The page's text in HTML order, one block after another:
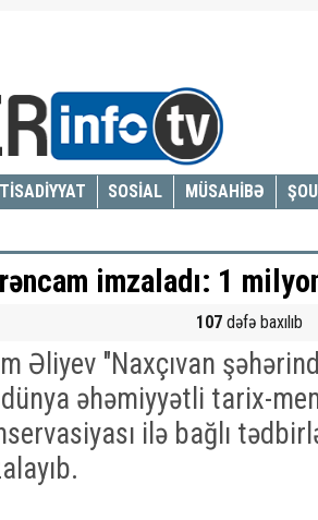
SOSİAL MÜSAHİBƏ
imzaladı: 1
107 dəfə baxılıb
Əliyev "Naxçıvan
əhəmiyyətli tarix-
ilə bağlı